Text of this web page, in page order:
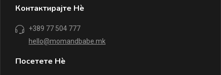
Контактирајте Нè
+389 77 504 777
hello@momandbabe.mk
Посетете Нè